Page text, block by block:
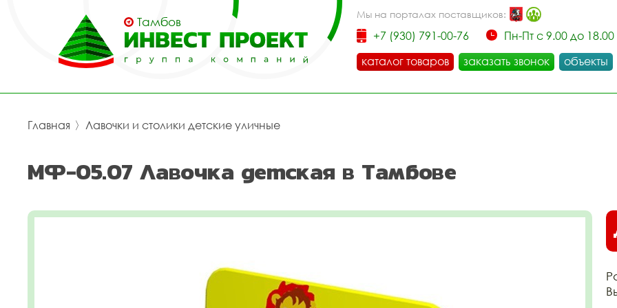
Тамбов
Мы на порталах поставщиков:
+7 (930) 791-00-76
Пн-Пт с 9.00 до 18.00
каталог товаров
заказать звонок объекты
Главная 〉 Лавочки и столики детские уличные
МФ-05.07 Лавочка детская в Тамбове